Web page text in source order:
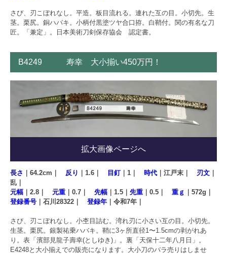
さび、刃こぼれなし。平造。板目流れる。連れた互の目。小切先。生
茎。栗尻。銅ハバキ。小柄付黒塗ツヤ合口拵。白鞘付。関の有名な刀
匠。「兼定」。日本美術刀剣保存協会 認定書。
B4249 寿幸 大小揃い450万円！
拡大画像ページへ
長さ ｜64.2cm｜ 反り ｜1.6｜ 目釘 ｜1｜ 時代 ｜江戸末｜ 刃文
乱｜
元幅 ｜2.8｜ 元重 ｜0.7｜ 先幅 ｜1.5｜ 先重 ｜0.5｜ 重ｇ
｜572g｜
登録番号 ｜石川28322｜ 登録年 ｜令和7年｜
さび、刃こぼれなし。小杢目詰む。湾れ刃に小さい互の目。小切先。
生茎。栗尻。銀製祐乗ハバキ。鞘に3ヶ所直径1〜1.5cmの剥がれあ
り。表「濱部見龍子壽幸(としゆき)」。裏「天保十二年八月日」。
E4248と大小揃えでの販売になります。大小刀のバラ売りはしませ